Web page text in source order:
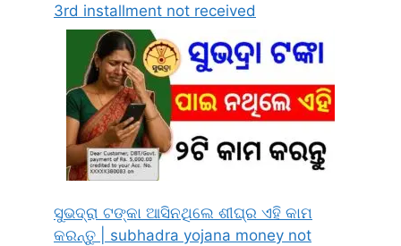
3rd installment not received
ସୁଭଦ୍ରା ଟଙ୍କା ଆସିନଥିଲେ ଶୀଘ୍ର ଏହି କାମ
କରନ୍ତୁ | subhadra yojana money not